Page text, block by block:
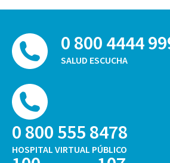
0 800 4444
SALUD ESCUCHA
0 800 555 8478
HOSPITAL VIRTUAL PÚBLICO